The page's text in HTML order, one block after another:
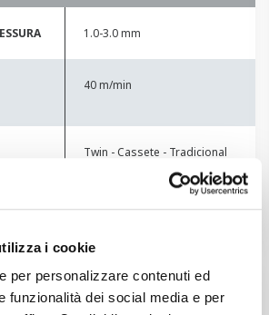
i cookie
per personalizzare contenuti ed
funzionalità dei social media e per
1.0-3.0 mm
40 m/min
Twin - Cassete - Tradicional
DISPONÍVEIS